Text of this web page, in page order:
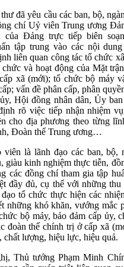
đã yêu cầu các ban, bộ,
chí Uỷ viên Trung ương
của Đảng trực tiếp biên
tập trung vào các nội
liên quan công tác tổ chức
và hoạt động của Mặt
xã (mới); tổ chức bộ máy
vấn đề phân cấp, phân
Hội đồng nhân dân, Ủy
rõ việc tiếp nhận nhiệm
cho địa phương theo từng
Đoàn thể Trung ương…
là lãnh đạo các ban, bộ,
giàu kinh nghiệm thực tiễn,
các đồng chí tham gia tập
đầy đủ, cụ thể với những thu
tổ chức thực hiện các
những khó khăn, vướng mắc
bộ máy, bảo đảm cấp ủy,
đoàn thể chính trị ở cấp xã
chất lượng, hiệu lực, hiệu quả.
Thủ tướng Phạm Minh